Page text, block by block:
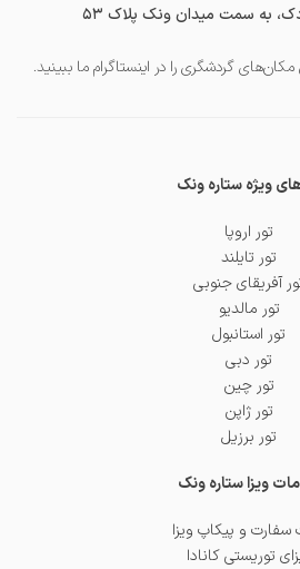
به سمت میدان ونک پلاک ۵۳
گردشگری را در اینستاگرام ما ببینید.
ویژه ستاره ونک
تور اروپا
تور تایلند
آفریقای جنوبی
تور مالدیو
تور استانبول
تور دبی
تور چین
تور ژاپن
تور برزیل
ویزا ستاره ونک
و پیکاپ ویزا
توریستی کانادا